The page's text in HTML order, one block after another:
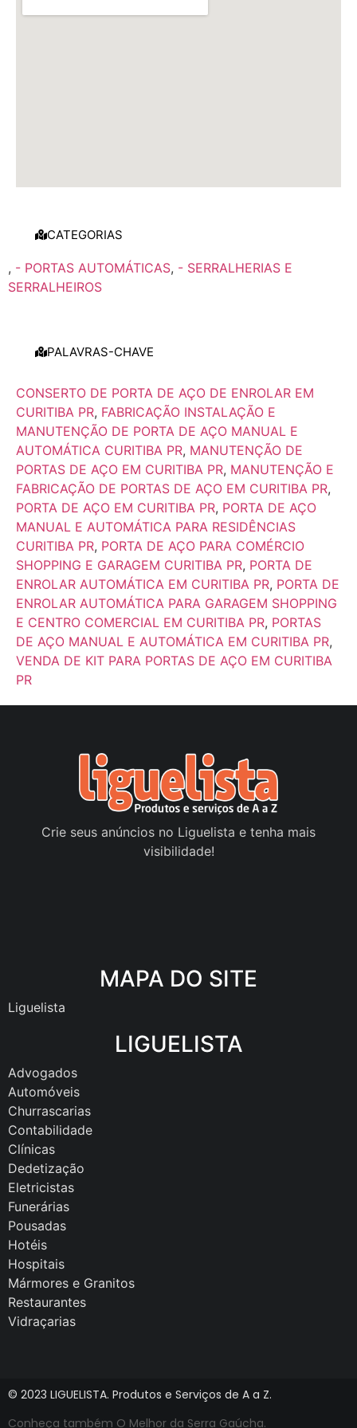
CATEGORIAS
, - PORTAS AUTOMÁTICAS, - SERRALHERIAS E
SERRALHEIROS
PALAVRAS-CHAVE
CONSERTO DE PORTA DE AÇO DE ENROLAR EM
CURITIBA PR, FABRICAÇÃO INSTALAÇÃO E
MANUTENÇÃO DE PORTA DE AÇO MANUAL E
AUTOMÁTICA CURITIBA PR, MANUTENÇÃO DE
PORTAS DE AÇO EM CURITIBA PR, MANUTENÇÃO E
FABRICAÇÃO DE PORTAS DE AÇO EM CURITIBA PR,
PORTA DE AÇO EM CURITIBA PR, PORTA DE AÇO
MANUAL E AUTOMÁTICA PARA RESIDÊNCIAS
CURITIBA PR, PORTA DE AÇO PARA COMÉRCIO
SHOPPING E GARAGEM CURITIBA PR, PORTA DE
ENROLAR AUTOMÁTICA EM CURITIBA PR, PORTA DE
ENROLAR AUTOMÁTICA PARA GARAGEM SHOPPING
E CENTRO COMERCIAL EM CURITIBA PR, PORTAS
DE AÇO MANUAL E AUTOMÁTICA EM CURITIBA PR,
VENDA DE KIT PARA PORTAS DE AÇO EM CURITIBA
PR
Crie seus anúncios no Liguelista e tenha mais
visibilidade!
MAPA DO SITE
Liguelista
LIGUELISTA
Advogados
Automóveis
Churrascarias
Contabilidade
Clínicas
Dedetização
Eletricistas
Funerárias
Pousadas
Hotéis
Hospitais
Mármores e Granitos
Restaurantes
Vidraçarias
© 2023 LIGUELISTA. Produtos e Serviços de A a Z.
Conheça também O Melhor da Serra Gaúcha.